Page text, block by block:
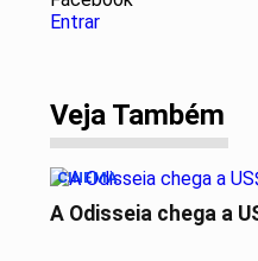
Entrar
Veja Também
CINEMA
A Odisseia chega a